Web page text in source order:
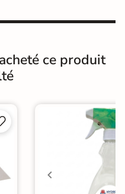
chape
ancien carrelage
ce produit